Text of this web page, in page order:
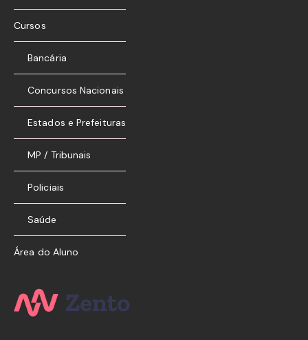
Cursos
Bancária
Concursos Nacionais
Estados e Prefeituras
MP / Tribunais
Policiais
Saúde
Área do Aluno